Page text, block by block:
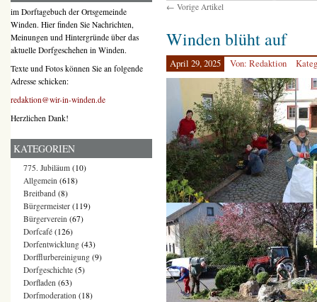
← Vorige Artikel
Winden blüht auf
April 29, 2025 Von: Redaktion
im Dorftagebuch der Ortsgemeinde
Winden. Hier finden Sie Nachrichten,
Meinungen und Hintergründe über das
aktuelle Dorfgeschehen in Winden.
Texte und Fotos können Sie an folgende
Adresse schicken:
redaktion@wir-in-winden.de
Herzlichen Dank!
KATEGORIEN
775. Jubiläum (10)
Allgemein (618)
Breitband (8)
Bürgermeister (119)
Bürgerverein (67)
Dorfcafé (126)
Dorfentwicklung (43)
Dorfflurbereinigung (9)
Dorfgeschichte (5)
Dorfladen (63)
Dorfmoderation (18)